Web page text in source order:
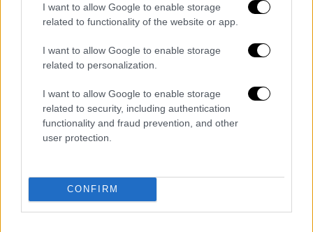
I want to allow Google to enable storage
related to functionality of the website or app.
I want to allow Google to enable storage
related to personalization.
I want to allow Google to enable storage
related to security, including authentication
functionality and fraud prevention, and other
user protection.
CONFIRM
Ένα ανοιξιάτικο ξέσπασμα στο Χονγκ Κονγκ
το οποίο διαθέτει ένα πολύ ισχυρότερο
προσφέρει μιαζοφερή πρόβλεψηγια το τι
θα μπορούσε να αντιμετωπίσει η Κίνα εάν
χειριστεί λάθος το άνοιγμα.